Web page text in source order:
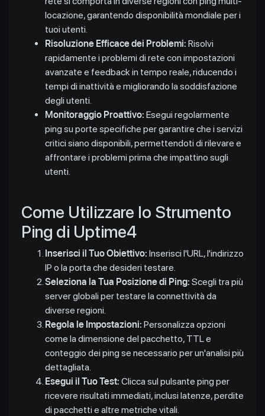
locazione, garantendo disponibilità mondiale per i
tuoi utenti.
Risoluzione Efficace dei Problemi: Risolvi
rapidamente i problemi di rete con impostazioni
avanzate e feedback in tempo reale, riducendo i
tempi di inattività e migliorando la soddisfazione
degli utenti.
Monitoraggio Proattivo: Esegui regolarmente
ping su porte specifiche per garantire che i servizi
critici siano disponibili, permettendoti di rilevare e
affrontare i problemi prima che impattino sugli
utenti.
Come Utilizzare lo Strumento
Ping di Uptime4
Inserisci il Tuo Obiettivo: Inserisci l'URL, l'indirizzo
IP o la porta che desideri testare.
Seleziona la Tua Posizione di Ping: Scegli tra più
server globali per testare la connettività da
diverse regioni.
Regola le Impostazioni: Personalizza opzioni
come la dimensione del pacchetto, TTL e
conteggio dei ping se necessario per un'analisi più
dettagliata.
Esegui il Tuo Test: Clicca sul pulsante ping per
ricevere risultati immediati, inclusi latenze, perdite
di pacchetti e altre metriche vitali.